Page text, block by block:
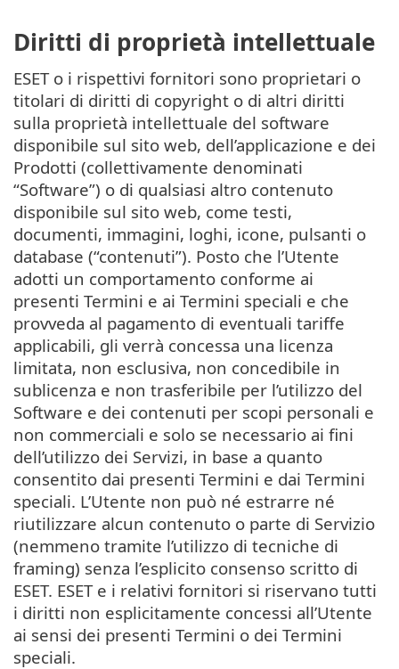
Diritti di proprietà intellettuale
ESET o i rispettivi fornitori sono proprietari o
titolari di diritti di copyright o di altri diritti
sulla proprietà intellettuale del software
disponibile sul sito web, dell’applicazione e dei
Prodotti (collettivamente denominati
“Software”) o di qualsiasi altro contenuto
disponibile sul sito web, come testi,
documenti, immagini, loghi, icone, pulsanti o
database (“contenuti”). Posto che l’Utente
adotti un comportamento conforme ai
presenti Termini e ai Termini speciali e che
provveda al pagamento di eventuali tariffe
applicabili, gli verrà concessa una licenza
limitata, non esclusiva, non concedibile in
sublicenza e non trasferibile per l’utilizzo del
Software e dei contenuti per scopi personali e
non commerciali e solo se necessario ai fini
dell’utilizzo dei Servizi, in base a quanto
consentito dai presenti Termini e dai Termini
speciali. L’Utente non può né estrarre né
riutilizzare alcun contenuto o parte di Servizio
(nemmeno tramite l’utilizzo di tecniche di
framing) senza l’esplicito consenso scritto di
ESET. ESET e i relativi fornitori si riservano tutti
i diritti non esplicitamente concessi all’Utente
ai sensi dei presenti Termini o dei Termini
speciali.